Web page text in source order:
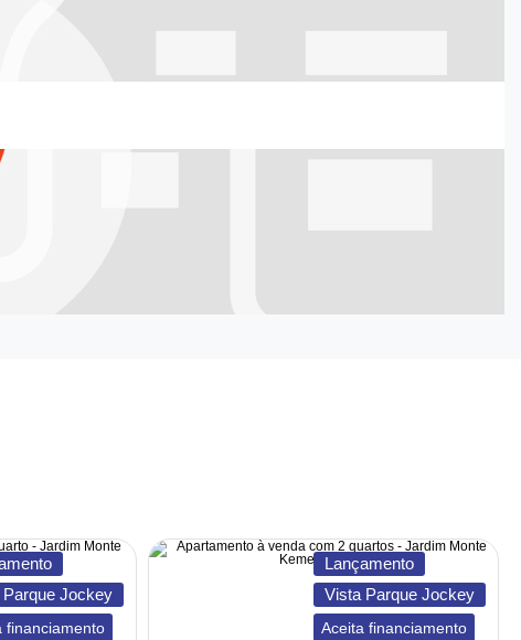
Jockey
financiamento
Lançamento
Vista Parque Jockey
Aceita financiamento